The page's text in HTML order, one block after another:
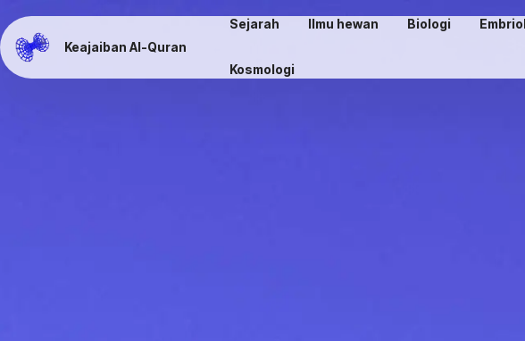
Keajaiban Al-Quran
Sejarah Ilmu hewan Biologi
Kosmologi